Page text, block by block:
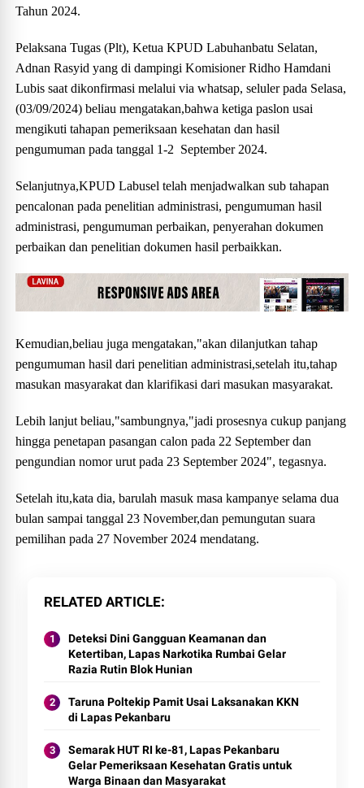
Tahun 2024.
Pelaksana Tugas (Plt), Ketua KPUD Labuhanbatu Selatan,
Adnan Rasyid yang di dampingi Komisioner Ridho Hamdani
Lubis saat dikonfirmasi melalui via whatsap, seluler pada Selasa,
(03/09/2024) beliau mengatakan,bahwa ketiga paslon usai
mengikuti tahapan pemeriksaan kesehatan dan hasil
pengumuman pada tanggal 1-2 September 2024.
Selanjutnya,KPUD Labusel telah menjadwalkan sub tahapan
pencalonan pada penelitian administrasi, pengumuman hasil
administrasi, pengumuman perbaikan, penyerahan dokumen
perbaikan dan penelitian dokumen hasil perbaikkan.
Kemudian,beliau juga mengatakan,"akan dilanjutkan tahap
pengumuman hasil dari penelitian administrasi,setelah itu,tahap
masukan masyarakat dan klarifikasi dari masukan masyarakat.
Lebih lanjut beliau,"sambungnya,"jadi prosesnya cukup panjang
hingga penetapan pasangan calon pada 22 September dan
pengundian nomor urut pada 23 September 2024", tegasnya.
Setelah itu,kata dia, barulah masuk masa kampanye selama dua
bulan sampai tanggal 23 November,dan pemungutan suara
pemilihan pada 27 November 2024 mendatang.
RELATED ARTICLE
Deteksi Dini Gangguan Keamanan dan
Ketertiban, Lapas Narkotika Rumbai Gelar
Razia Rutin Blok Hunian
Taruna Poltekip Pamit Usai Laksanakan KKN
di Lapas Pekanbaru
Semarak HUT RI ke-81, Lapas Pekanbaru
Gelar Pemeriksaan Kesehatan Gratis untuk
Warga Binaan dan Masyarakat